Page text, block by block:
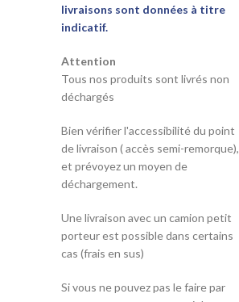
livraisons sont données à titre
indicatif.
Attention
Tous nos produits sont livrés non
déchargés
Bien vérifier l'accessibilité du point
de livraison ( accès semi-remorque),
et prévoyez un moyen de
déchargement.
Une livraison avec un camion petit
porteur est possible dans certains
cas (frais en sus)
Si vous ne pouvez pas le faire par